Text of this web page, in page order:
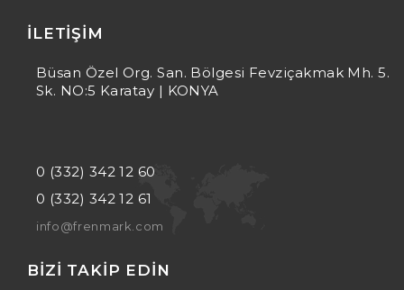
İLETIŞIM
Büsan Özel Org. San. Bölgesi Fevziçakmak Mh. 5.
Sk. NO:5 Karatay | KONYA
0 (332) 342 12 60
0 (332) 342 12 61
info@frenmark.com
BIZI TAKIP EDIN